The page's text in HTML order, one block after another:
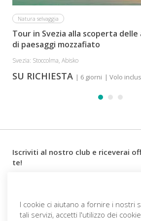
le
acque
minerali
creano
condizioni
perfette
rurale
è
rimasta
quasi
secoli,
facendovi
Natura selvaggia
Tour in Svezia alla scoperta
di paesaggi mozzafiato
Svezia: Stoccolma, Abisko
SU RICHIESTA | 6 giorni | Volo
Iscriviti al nostro club e riceverai
te!
Follow us
I cookie ci aiutano a fornire i nostri
tali servizi, accetti l'utilizzo dei